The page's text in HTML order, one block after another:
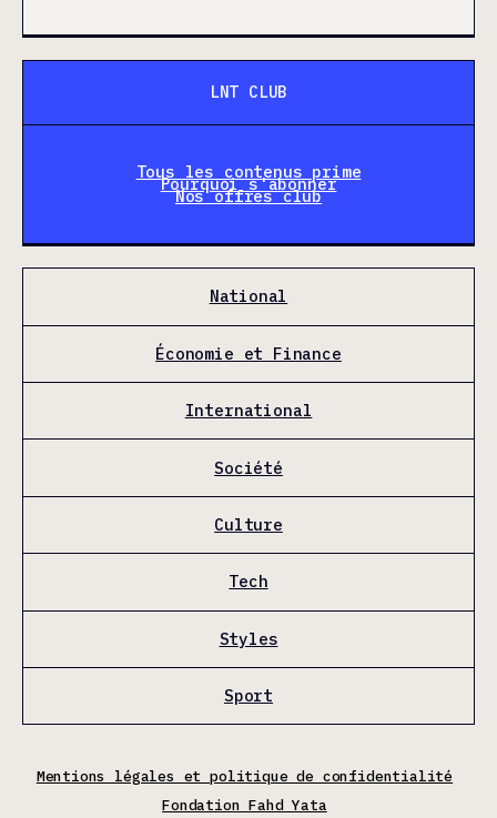
LNT CLUB
Tous les contenus prime
Pourquoi s'abonner
Nos offres club
National
Économie et Finance
International
Société
Culture
Tech
Styles
Sport
Mentions légales et politique de confidentialité
Fondation Fahd Yata